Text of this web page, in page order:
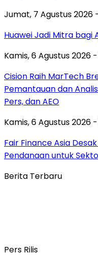
Jumat, 7 Agustus 2026
Huawei Jadi Mitra bagi
Kamis, 6 Agustus 2026 -
Cision Raih MarTech
Pemantauan dan
Pers, dan AEO
Kamis, 6 Agustus 2026 -
Fair Finance Asia
Pendanaan untuk
Berita Terbaru
Pers Rilis